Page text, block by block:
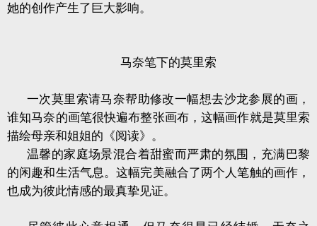
她的创作产生了巨大影响。
马奈笔下的莫里索
一次莫里索请马奈帮助修改一幅想去沙龙参展的画，
谁知马奈的画笔很快遍布整张画布，这幅画作就是莫里索
描绘母亲和姐姐的《阅读》。
温馨的家庭场景混合着甜蜜而严肃的氛围，充满巴黎
的闲趣和生活气息。这幅完美融合了两个人笔触的画作，
也成为彼此情感的最真挚见证。